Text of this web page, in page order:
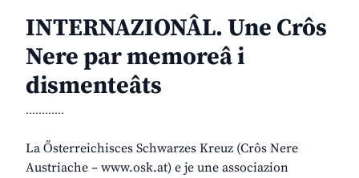
INTERNAZIONÂL. Une Crôs
Nere par memoreâ i
dismenteâts
............
La Ősterreichisces Schwarzes Kreuz (Crôs Nere
Austriache – www.osk.at) e je une associazion